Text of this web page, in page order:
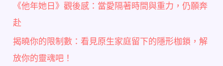
《他年她日》觀後感：當愛隔著時間與重力，仍願奔
赴
揭曉你的限制數：看見原生家庭留下的隱形枷鎖，解
放你的靈魂吧！